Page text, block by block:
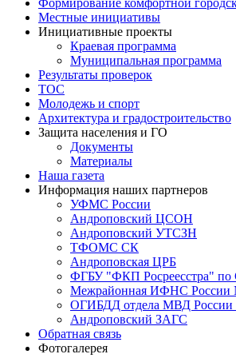
Местные инициативы
Инициативные проекты
Краевая программа
Муниципальная программа
Результаты проверок
ТОС
Молодежь и спорт
Архитектура и градостроительство
Защита населения и ГО
Документы
Материалы
Наша газета
Информация наших партнеров
УФМС России
Андроповский ЦСОН
Андроповский УТСЗН
ТФОМС СК
Андроповская ЦРБ
ФГБУ "ФКП Росреесстра"
Межрайонная ИФНС
ОГИБДД отдела МВД России
Андроповский ЗАГС
Обратная связь
Фотогалерея